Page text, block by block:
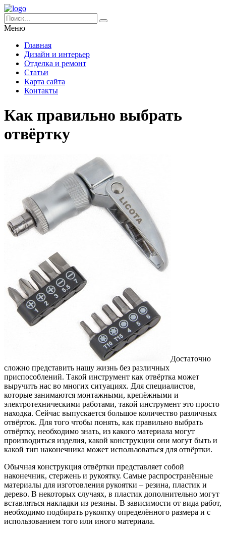
Меню
Главная
Дизайн и интерьер
Отделка и ремонт
Статьи
Карта сайта
Контакты
Как правильно выбрать
отвёртку
Достаточно
сложно представить нашу жизнь без различных
приспособлений. Такой инструмент как отвёртка может
выручить нас во многих ситуациях. Для специалистов,
которые занимаются монтажными, крепёжными и
электротехническими работами, такой инструмент это просто
находка. Сейчас выпускается большое количество различных
отвёрток. Для того чтобы понять, как правильно выбрать
отвёртку, необходимо знать, из какого материала могут
производиться изделия, какой конструкции они могут быть и
какой тип наконечника может использоваться для отвёртки.
Обычная конструкция отвёртки представляет собой
наконечник, стержень и рукоятку. Самые распространённые
материалы для изготовления рукоятки – резина, пластик и
дерево. В некоторых случаях, в пластик дополнительно могут
вставляться накладки из резины. В зависимости от вида работ,
необходимо подбирать рукоятку определённого размера и с
использованием того или иного материала.